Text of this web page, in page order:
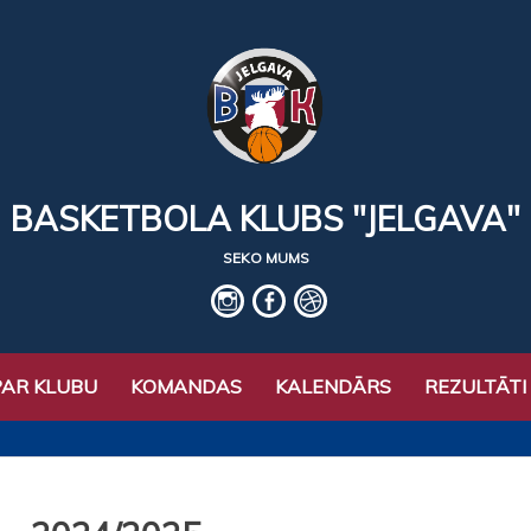
BASKETBOLA KLUBS "JELGAVA"
SEKO MUMS
IG fb basket
KLUBU KOMANDAS KALENDĀRS REZULTĀTI